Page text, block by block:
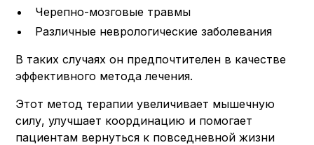
Черепно-мозговые травмы
Различные неврологические заболевания
В таких случаях он предпочтителен в качестве
эффективного метода лечения.
Этот метод терапии увеличивает мышечную
силу, улучшает координацию и помогает
пациентам вернуться к повседневной жизни